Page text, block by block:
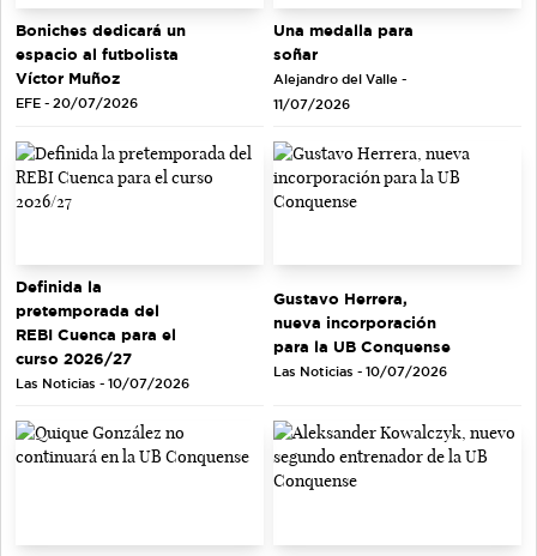
Boniches dedicará un
espacio al futbolista
Víctor Muñoz
EFE - 20/07/2026
Una medalla para
soñar
Alejandro del Valle -
11/07/2026
Definida la
pretemporada del
REBI Cuenca para el
curso 2026/27
Las Noticias - 10/07/2026
Gustavo Herrera,
nueva incorporación
para la UB Conquense
Las Noticias - 10/07/2026